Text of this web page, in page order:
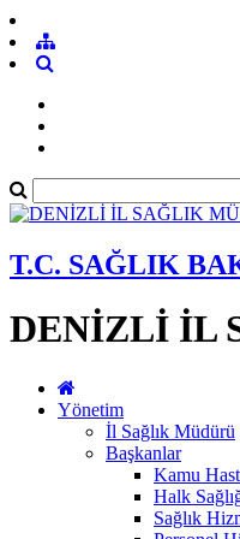
T.C. SAĞLIK
DENİZLİ İL
Yönetim
İl Sağlık Müdürü
Başkanlar
Kamu
Halk
Sağlık